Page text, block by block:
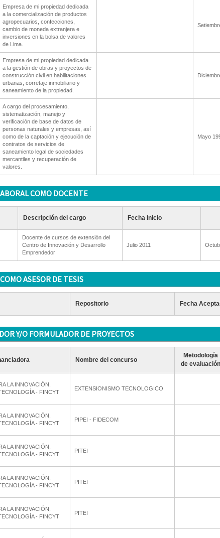
Empresa de mi propiedad dedicada
a la comercialización de productos
agropecuarios, confecciones,
cambio de moneda extranjera e
inversiones en la bolsa de valores
de Lima.
Empresa de mi propiedad dedicada
a la gestión de obras y proyectos de
construcción civil en habilitaciones
urbanas, corretaje inmobiliario y
saneamiento de la propiedad.
A cargo del procesamiento,
sistematización, manejo y
verificación de base de datos de
personas naturales y empresas, así
como de la captación y ejecución de
contratos de servicios de
saneamiento legal de sociedades
mercantiles y recuperación de
valores.
Mayo
COMO DOCENTE
Descripción del cargo Fecha Inicio
Docente de cursos de extensión del
Centro de Innovación y Desarrollo
Emprendedor
Julio 2011
ASESOR DE TESIS
Repositorio Fecha
Y/O FORMULADOR DE PROYECTOS
Nombre del concurso
Metodología
de evaluación
LA INNOVACIÓN,
- FINCYT
EXTENSIONISMO TECNOLOGICO
LA INNOVACIÓN,
- FINCYT
PIPEI - FIDECOM
LA INNOVACIÓN,
- FINCYT
PITEI
LA INNOVACIÓN,
- FINCYT
PITEI
LA INNOVACIÓN,
- FINCYT
PITEI